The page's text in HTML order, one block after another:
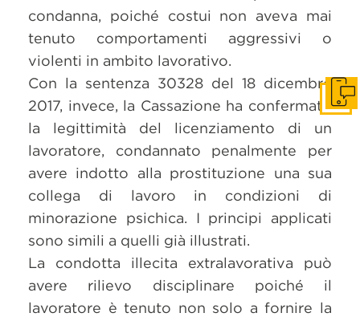
condanna, poiché costui non aveva mai
tenuto comportamenti aggressivi o
violenti in ambito lavorativo.
Con la sentenza 30328 del 18 dicembre
2017, invece, la Cassazione ha confermato
la legittimità del licenziamento di un
lavoratore, condannato penalmente per
avere indotto alla prostituzione una sua
collega di lavoro in condizioni di
minorazione psichica. I principi applicati
sono simili a quelli già illustrati.
La condotta illecita extralavorativa può
avere rilievo disciplinare poiché il
lavoratore è tenuto non solo a fornire la
Get